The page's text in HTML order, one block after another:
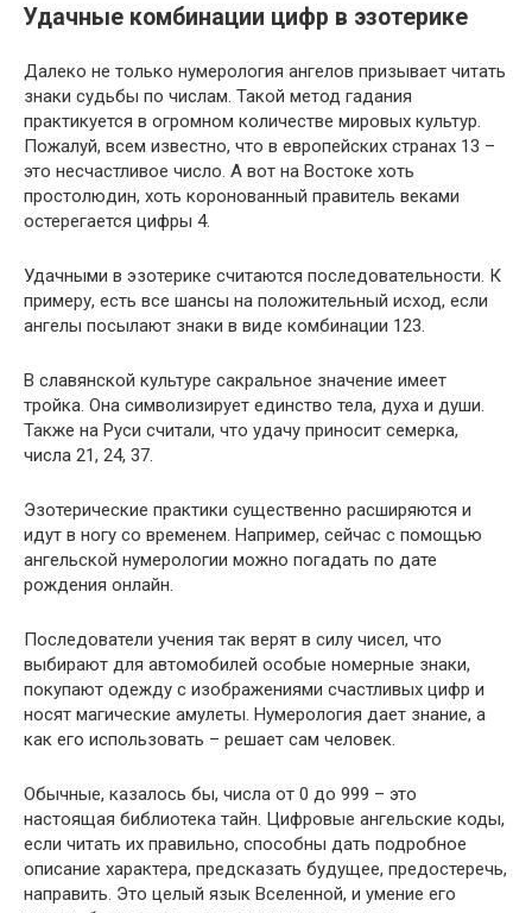
Удачные комбинации цифр в эзотерике
Далеко не только нумерология ангелов призывает читать
знаки судьбы по числам. Такой метод гадания
практикуется в огромном количестве мировых культур.
Пожалуй, всем известно, что в европейских странах 13 –
это несчастливое число. А вот на Востоке хоть
простолюдин, хоть коронованный правитель веками
остерегается цифры 4.
Удачными в эзотерике считаются последовательности. К
примеру, есть все шансы на положительный исход, если
ангелы посылают знаки в виде комбинации 123.
В славянской культуре сакральное значение имеет
тройка. Она символизирует единство тела, духа и души.
Также на Руси считали, что удачу приносит семерка,
числа 21, 24, 37.
Эзотерические практики существенно расширяются и
идут в ногу со временем. Например, сейчас с помощью
ангельской нумерологии можно погадать по дате
рождения онлайн.
Последователи учения так верят в силу чисел, что
выбирают для автомобилей особые номерные знаки,
покупают одежду с изображениями счастливых цифр и
носят магические амулеты. Нумерология дает знание, а
как его использовать – решает сам человек.
Обычные, казалось бы, числа от 0 до 999 – это
настоящая библиотека тайн. Цифровые ангельские коды,
если читать их правильно, способны дать подробное
описание характера, предсказать будущее, предостеречь,
направить. Это целый язык Вселенной, и умение его